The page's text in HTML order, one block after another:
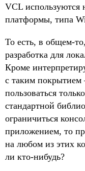
VCL
платформы, типа
То есть, в общем-
разработка для
Кроме
с таким покрытием
пользоваться
стандартной
ограничиться
приложением, то
на любом из этих
ли кто-нибудь?